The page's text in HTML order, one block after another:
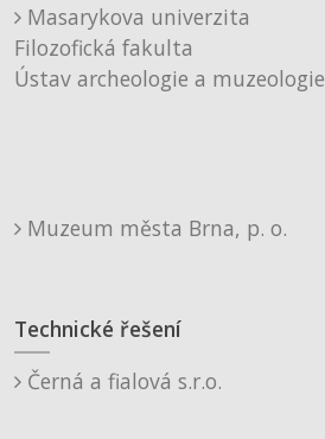
Masarykova univerzita
Filozofická fakulta
Ústav archeologie a muzeologie
Muzeum města Brna, p. o.
Technické řešení
Černá a fialová s.r.o.